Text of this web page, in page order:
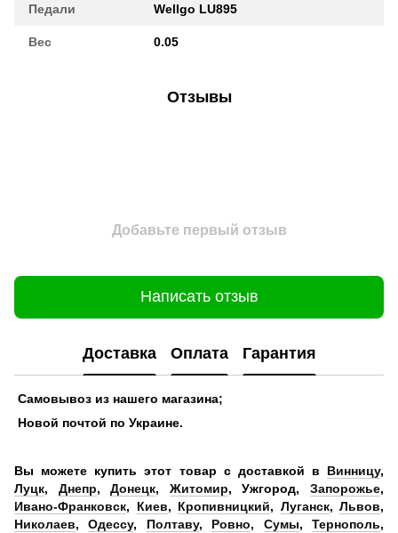
Педали Wellgo LU895
Вес 0.05
Отзывы
Добавьте первый отзыв
Написать отзыв
Доставка Оплата Гарантия
Самовывоз из нашего магазина;
Новой почтой по Украине.
Вы можете купить этот товар с доставкой в Винницу,
Луцк, Днепр,Донецк, Житомир, Ужгород,Запорожье,
Ивано-Франковск, Киев, Кропивницкий, Луганск, Львов,
Николаев,Одессу, Полтаву, Ровно, Сумы,Тернополь,